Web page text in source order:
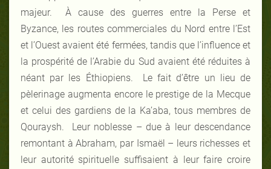
majeur. À cause des guerres entre la Perse et
Byzance, les routes commerciales du Nord entre l’Est
et l’Ouest avaient été fermées, tandis que l’influence et
la prospérité de l’Arabie du Sud avaient été réduites à
néant par les Éthiopiens. Le fait d’être un lieu de
pèlerinage augmenta encore le prestige de la Mecque
et celui des gardiens de la Ka’aba, tous membres de
Qouraysh. Leur noblesse – due à leur descendance
remontant à Abraham, par Ismaël – leurs richesses et
leur autorité spirituelle suffisaient à leur faire croire